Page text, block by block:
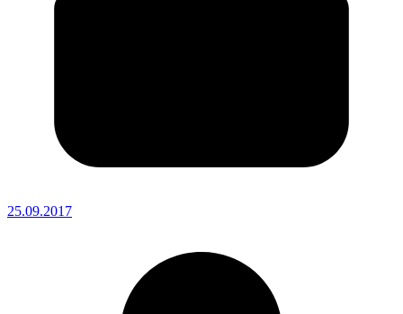
25.09.2017